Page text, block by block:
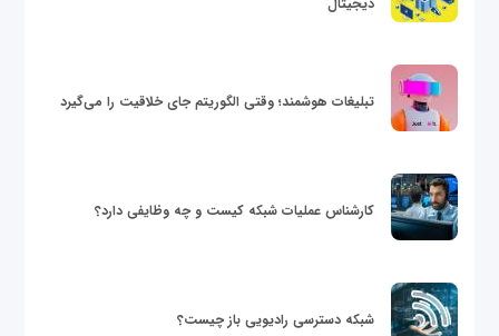
تبلیغات هوشمند؛ وقتی الگوریتم جای خلاقیت را می‌گیرد
کارشناس عملیات شبکه کیست و چه وظایفی دارد؟
شبکه دسترسی رادیویی باز چیست؟